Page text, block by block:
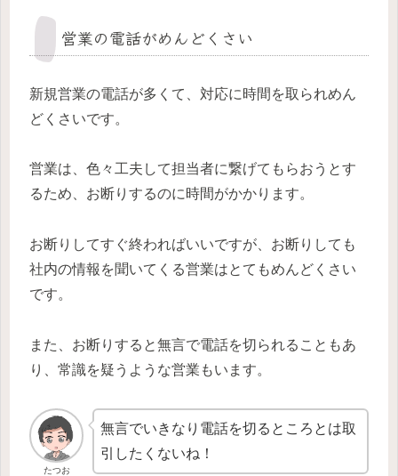
営業の電話がめんどくさい
新規営業の電話が多くて、対応に時間を取られめん
どくさいです。
営業は、色々工夫して担当者に繋げてもらおうとす
るため、お断りするのに時間がかかります。
お断りしてすぐ終わればいいですが、お断りしても
社内の情報を聞いてくる営業はとてもめんどくさい
です。
また、お断りすると無言で電話を切られることもあ
り、常識を疑うような営業もいます。
たつお
無言でいきなり電話を切るところとは取
引したくないね！